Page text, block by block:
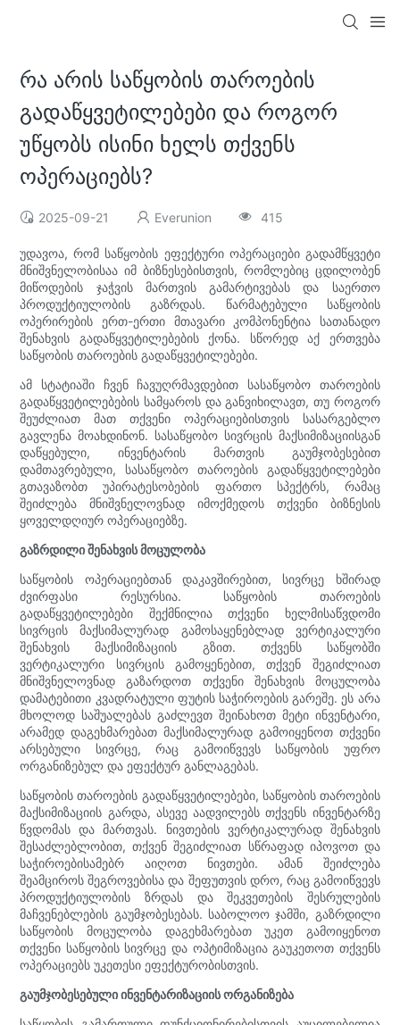
რა არის საწყობის თაროების
გადაწყვეტილებები და როგორ
უწყობს ისინი ხელს თქვენს
ოპერაციებს?
2025-09-21 Everunion 415
უდავოა, რომ საწყობის ეფექტური ოპერაციები გადამწყვეტი
მნიშვნელობისაა იმ ბიზნესებისთვის, რომლებიც ცდილობენ
მიწოდების ჯაჭვის მართვის გამარტივებას და საერთო
პროდუქტიულობის გაზრდას. წარმატებული საწყობის
ოპერირების ერთ-ერთი მთავარი კომპონენტია სათანადო
შენახვის გადაწყვეტილებების ქონა. სწორედ აქ ერთვება
საწყობის თაროების გადაწყვეტილებები.
ამ სტატიაში ჩვენ ჩავუღრმავდებით სასაწყობო თაროების
გადაწყვეტილებების სამყაროს და განვიხილავთ, თუ როგორ
შეუძლიათ მათ თქვენი ოპერაციებისთვის სასარგებლო
გავლენა მოახდინონ. სასაწყობო სივრცის მაქსიმიზაციისგან
დაწყებული, ინვენტარის მართვის გაუმჯობესებით
დამთავრებული, სასაწყობო თაროების გადაწყვეტილებები
გთავაზობთ უპირატესობების ფართო სპექტრს, რამაც
შეიძლება მნიშვნელოვნად იმოქმედოს თქვენი ბიზნესის
ყოველდღიურ ოპერაციებზე.
გაზრდილი შენახვის მოცულობა
საწყობის ოპერაციებთან დაკავშირებით, სივრცე ხშირად
ძვირფასი რესურსია. საწყობის თაროების
გადაწყვეტილებები შექმნილია თქვენი ხელმისაწვდომი
სივრცის მაქსიმალურად გამოსაყენებლად ვერტიკალური
შენახვის მაქსიმიზაციის გზით. თქვენს საწყობში
ვერტიკალური სივრცის გამოყენებით, თქვენ შეგიძლიათ
მნიშვნელოვნად გაზარდოთ თქვენი შენახვის მოცულობა
დამატებითი კვადრატული ფუტის საჭიროების გარეშე. ეს არა
მხოლოდ საშუალებას გაძლევთ შეინახოთ მეტი ინვენტარი,
არამედ დაგეხმარებათ მაქსიმალურად გამოიყენოთ თქვენი
არსებული სივრცე, რაც გამოიწვევს საწყობის უფრო
ორგანიზებულ და ეფექტურ განლაგებას.
საწყობის თაროების გადაწყვეტილებები, საწყობის თაროების
მაქსიმიზაციის გარდა, ასევე აადვილებს თქვენს ინვენტარზე
წვდომას და მართვას. ნივთების ვერტიკალურად შენახვის
შესაძლებლობით, თქვენ შეგიძლიათ სწრაფად იპოვოთ და
საჭიროებისამებრ აიღოთ ნივთები. ამან შეიძლება
შეამციროს შეგროვებისა და შეფუთვის დრო, რაც გამოიწვევს
პროდუქტიულობის ზრდას და შეკვეთების შესრულების
მაჩვენებლების გაუმჯობესებას. საბოლოო ჯამში, გაზრდილი
საწყობის მოცულობა დაგეხმარებათ უკეთ გამოიყენოთ
თქვენი საწყობის სივრცე და ოპტიმიზაცია გაუკეთოთ თქვენს
ოპერაციებს უკეთესი ეფექტურობისთვის.
გაუმჯობესებული ინვენტარიზაციის ორგანიზება